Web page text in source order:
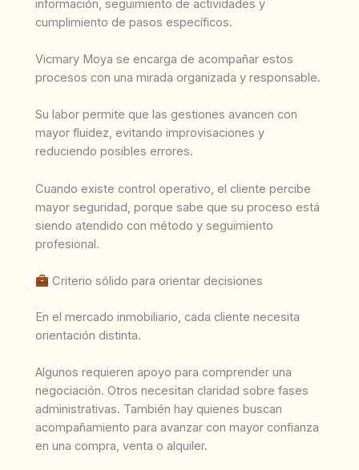
información, seguimiento de actividades y
cumplimiento de pasos específicos.
Vicmary Moya se encarga de acompañar estos
procesos con una mirada organizada y responsable.
Su labor permite que las gestiones avancen con
mayor fluidez, evitando improvisaciones y
reduciendo posibles errores.
Cuando existe control operativo, el cliente percibe
mayor seguridad, porque sabe que su proceso está
siendo atendido con método y seguimiento
profesional.
Criterio sólido para orientar decisiones
En el mercado inmobiliario, cada cliente necesita
orientación distinta.
Algunos requieren apoyo para comprender una
negociación. Otros necesitan claridad sobre fases
administrativas. También hay quienes buscan
acompañamiento para avanzar con mayor confianza
en una compra, venta o alquiler.